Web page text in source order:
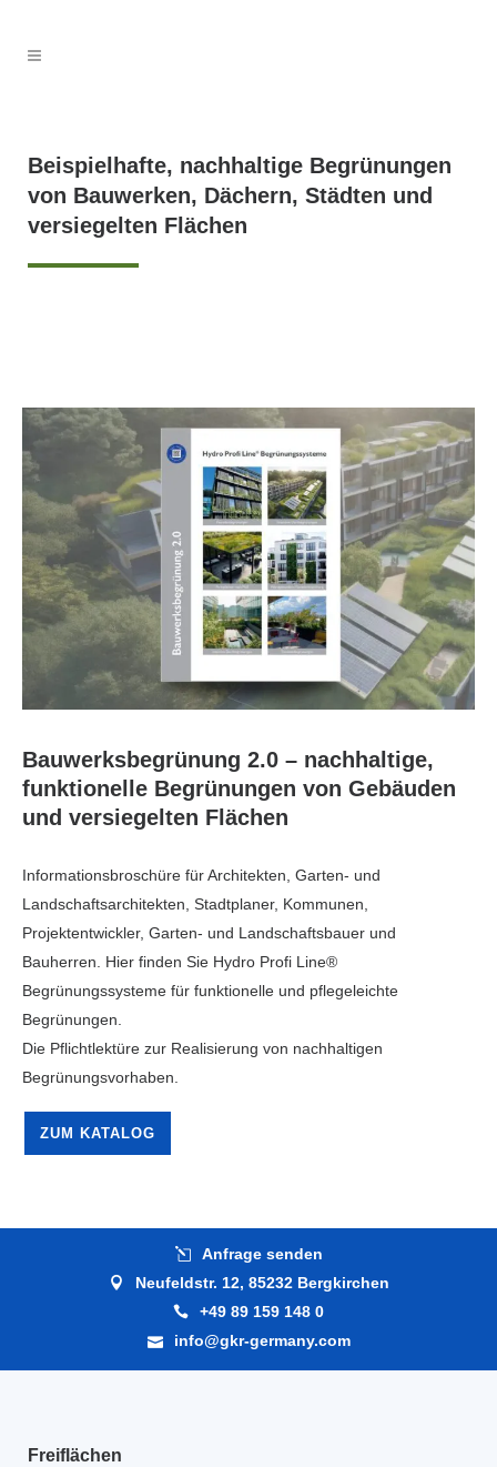
Beispielhafte, nachhaltige Begrünungen
von Bauwerken, Dächern, Städten und
versiegelten Flächen
Bauwerksbegrünung 2.0 – nachhaltige,
funktionelle Begrünungen von Gebäuden
und versiegelten Flächen
Informationsbroschüre für Architekten, Garten- und
Landschaftsarchitekten, Stadtplaner, Kommunen,
Projektentwickler, Garten- und Landschaftsbauer und
Bauherren. Hier finden Sie Hydro Profi Line®
Begrünungssysteme für funktionelle und pflegeleichte
Begrünungen.
Die Pflichtlektüre zur Realisierung von nachhaltigen
Begrünungsvorhaben.
ZUM KATALOG
Anfrage senden
Neufeldstr. 12, 85232 Bergkirchen
+49 89 159 148 0
info@gkr-germany.com
Freiflächen